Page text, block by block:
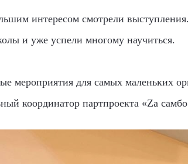
интересом смотрели
и уже успели многому научиться.
мероприятия для самых маленьких
координатор партпроекта «Zа